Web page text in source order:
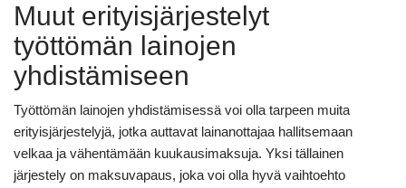
Muut erityisjärjestelyt
työttömän lainojen
yhdistämiseen
Työttömän lainojen yhdistämisessä voi olla tarpeen muita
erityisjärjestelyjä, jotka auttavat lainanottajaa hallitsemaan
velkaa ja vähentämään kuukausimaksuja. Yksi tällainen
järjestely on maksuvapaus, joka voi olla hyvä vaihtoehto